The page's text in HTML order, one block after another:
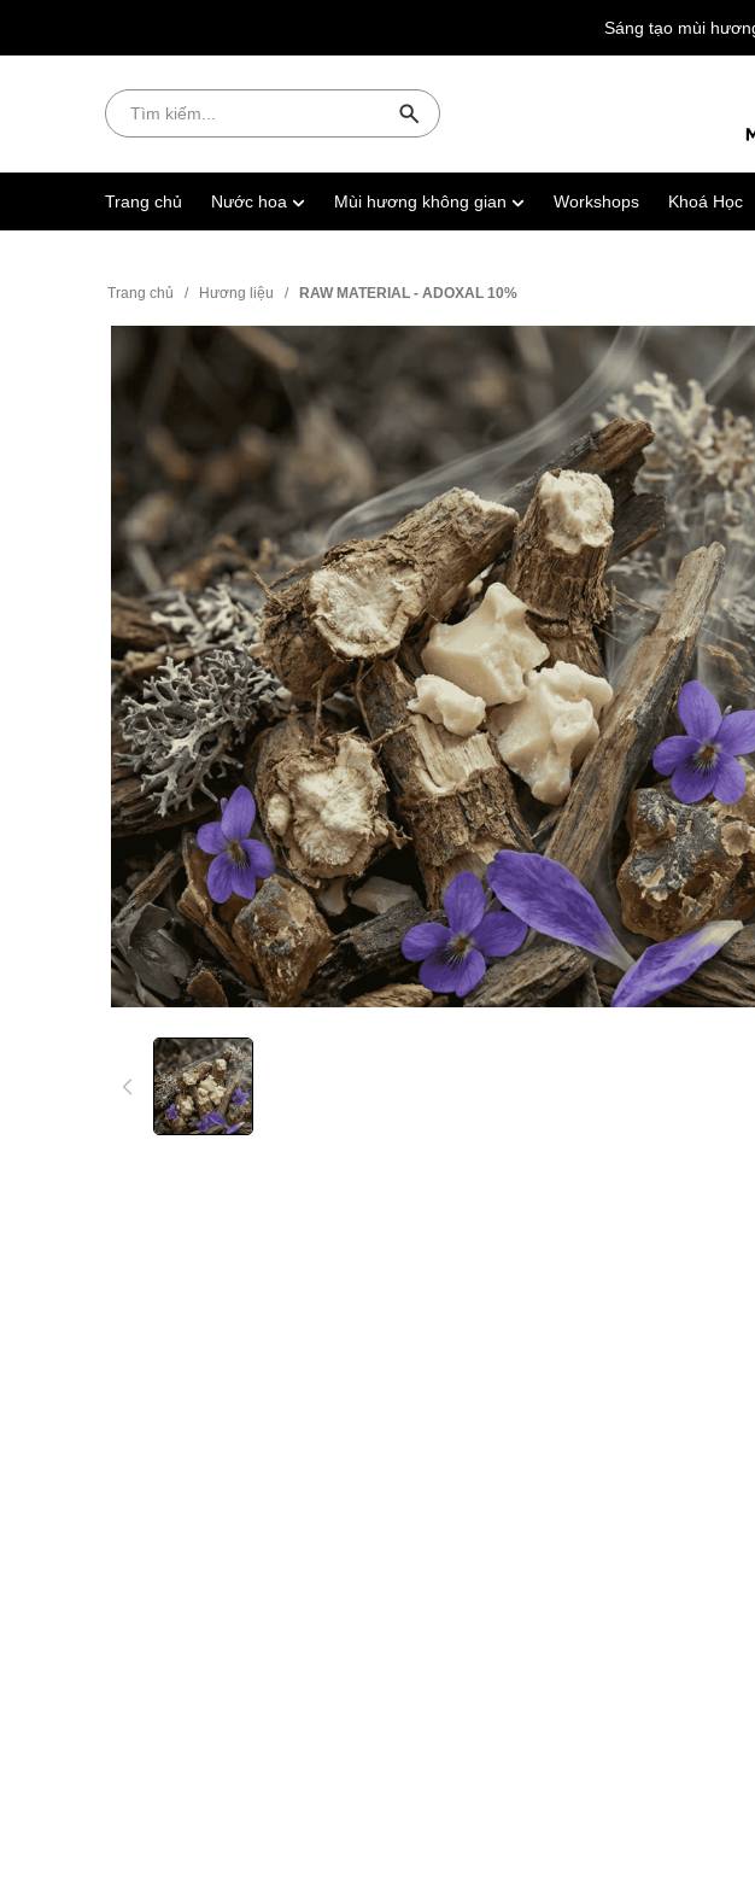
Sáng tạo mùi
Trang chủ Nước hoa Mùi hương không gian Workshops Khoá Học
Trang chủ / Hương liệu / RAW MATERIAL - ADOXAL 10%